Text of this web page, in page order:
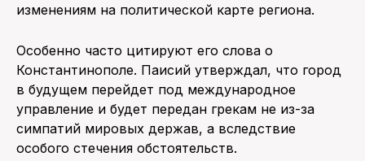
изменениям на политической карте региона.
Особенно часто цитируют его слова о
Константинополе. Паисий утверждал, что город
в будущем перейдет под международное
управление и будет передан грекам не из-за
симпатий мировых держав, а вследствие
особого стечения обстоятельств.